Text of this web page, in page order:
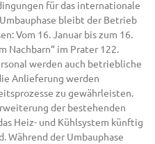
für das internationale
bleibt der Betrieb
Vom 16. Januar bis zum 16.
Nachbarn“ im Prater 122.
werden auch betriebliche
Anlieferung werden
zu gewährleisten.
der bestehenden
Heiz- und Kühlsystem künftig
Während der Umbauphase